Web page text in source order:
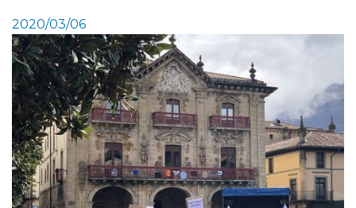
2020/03/06